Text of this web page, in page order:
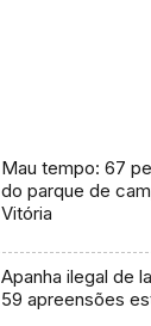
Mau tempo: 67
do parque de
Vitória
Apanha ilegal de
59 apreensões